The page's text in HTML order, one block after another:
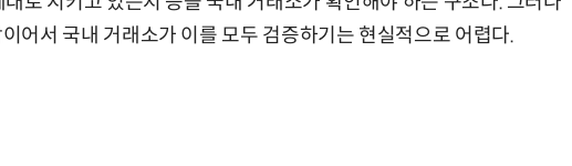
어서 국내 거래소가 이를 모두 검증하기는 현실적으로 어렵다.